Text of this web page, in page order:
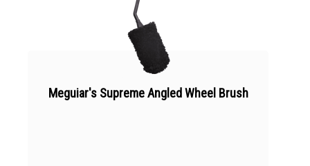
Meguiar's Supreme Angled Wheel Brush